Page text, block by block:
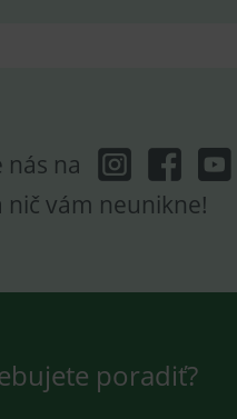
nás na
nič vám neunikne!
poradiť?
analytics.
zobrazení
vhodné reklamy.
cookies a
reklamy.
webu používá